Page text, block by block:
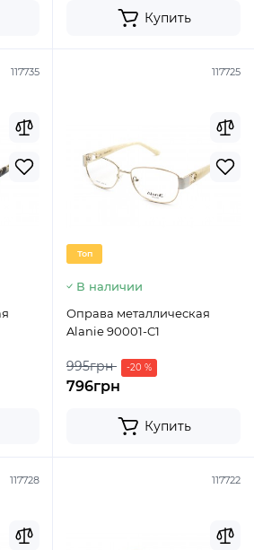
Купить
117735 117725
Топ
В наличии
Оправа металлическая
Alanie 90001-C1
995грн -20 %
796грн
Купить
117728 117722